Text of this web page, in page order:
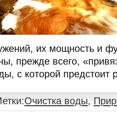
их мощность и
прежде всего,
с которой предстоит
Очистка воды,